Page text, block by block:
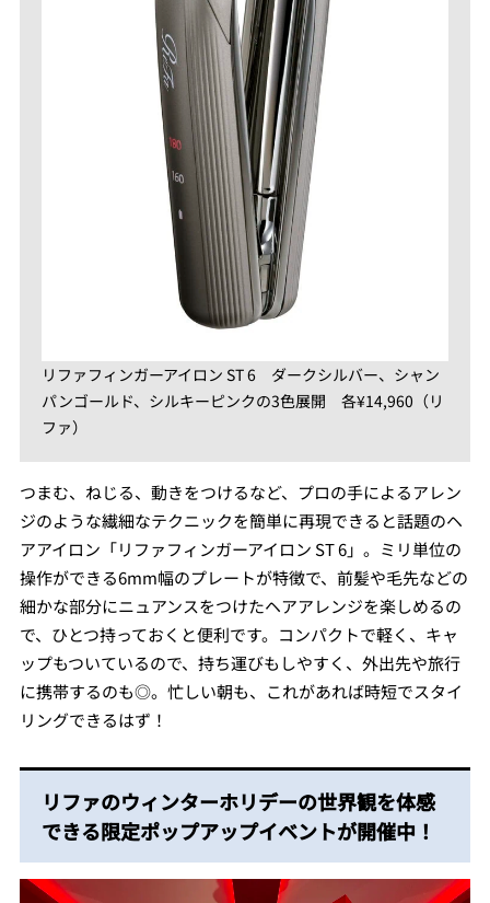
リファフィンガーアイロン ST 6 ダークシルバー、シャン
パンゴールド、シルキーピンクの3色展開 各¥14,960（リ
ファ）
つまむ、ねじる、動きをつけるなど、プロの手によるアレン
ジのような繊細なテクニックを簡単に再現できると話題のヘ
アアイロン「リファフィンガーアイロン ST 6」。ミリ単位の
操作ができる6mm幅のプレートが特徴で、前髪や毛先などの
細かな部分にニュアンスをつけたヘアアレンジを楽しめるの
で、ひとつ持っておくと便利です。コンパクトで軽く、キャ
ップもついているので、持ち運びもしやすく、外出先や旅行
に携帯するのも◎。忙しい朝も、これがあれば時短でスタイ
リングできるはず！
リファのウィンターホリデーの世界観を体感
できる限定ポップアップイベントが開催中！